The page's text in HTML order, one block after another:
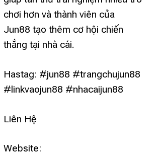
chơi hơn và thành viên của
Jun88 tạo thêm cơ hội chiến
thắng tại nhà cái.
Hastag: #jun88 #trangchujun88
#linkvaojun88 #nhacaijun88
Liên Hệ
Website: